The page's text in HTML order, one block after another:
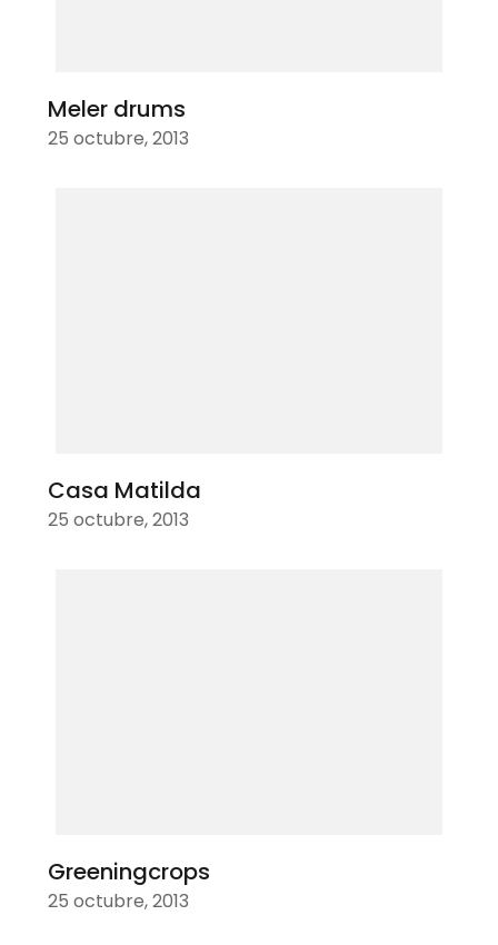
Meler drums
25 octubre, 2013
Casa Matilda
25 octubre, 2013
Greeningcrops
25 octubre, 2013